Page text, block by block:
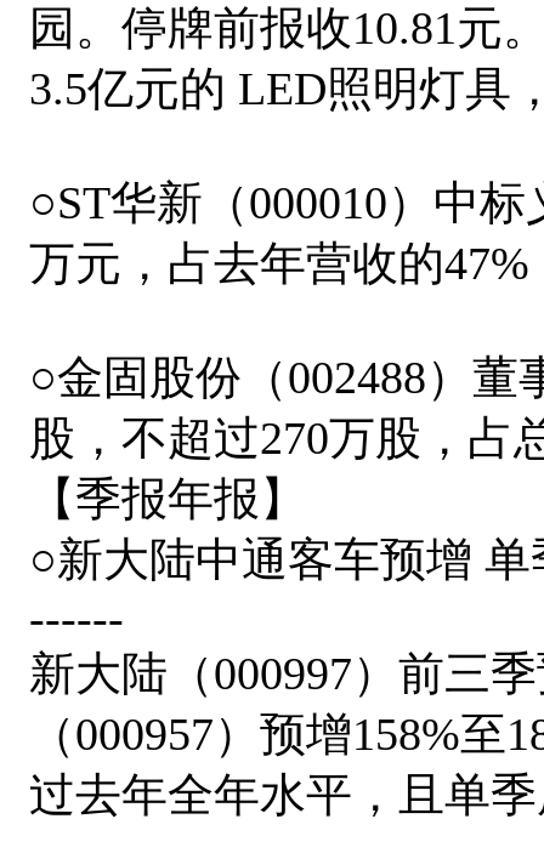
园。停牌前报收10.81元
3.5亿元的 LED照明灯具
○ST华新（000010）中
万元，占去年营收的
○金固股份（002488）
股，不超过270万股，占
【季报年报】
○新大陆中通客车预增
------
新大陆（000997）前三
（000957）预增158%
过去年全年水平，且单